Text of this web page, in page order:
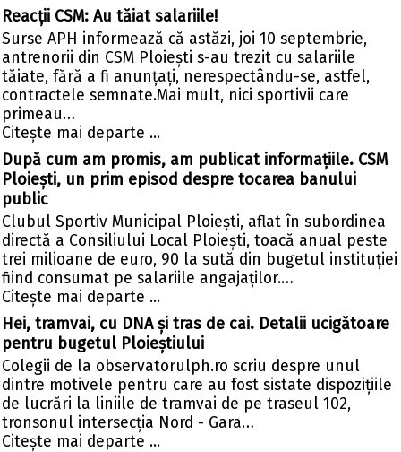
Reacții CSM: Au tăiat salariile!
Surse APH informează că astăzi, joi 10 septembrie,
antrenorii din CSM Ploiești s-au trezit cu salariile
tăiate, fără a fi anunțați, nerespectându-se, astfel,
contractele semnate.Mai mult, nici sportivii care
primeau…
Citeşte mai departe ...
După cum am promis, am publicat informațiile. CSM
Ploiești, un prim episod despre tocarea banului
public
Clubul Sportiv Municipal Ploiești, aflat în subordinea
directă a Consiliului Local Ploiești, toacă anual peste
trei milioane de euro, 90 la sută din bugetul instituției
fiind consumat pe salariile angajaților.…
Citeşte mai departe ...
Hei, tramvai, cu DNA și tras de cai. Detalii ucigătoare
pentru bugetul Ploieștiului
Colegii de la observatorulph.ro scriu despre unul
dintre motivele pentru care au fost sistate dispozițiile
de lucrări la liniile de tramvai de pe traseul 102,
tronsonul intersecția Nord - Gara…
Citeşte mai departe ...